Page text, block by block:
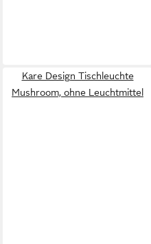
Kare Design Tischleuchte
Mushroom, ohne Leuchtmittel